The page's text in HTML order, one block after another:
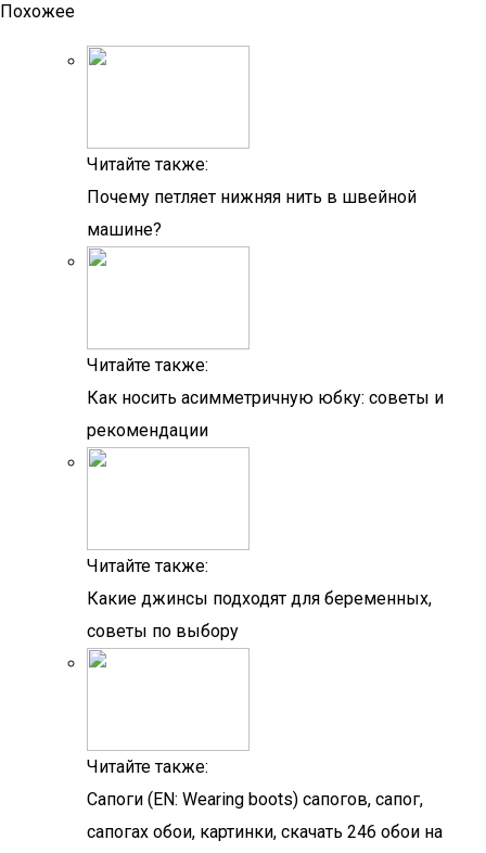
Похожее
Читайте также:
Почему петляет нижняя нить в швейной
машине?
Читайте также:
Как носить асимметричную юбку: советы и
рекомендации
Читайте также:
Какие джинсы подходят для беременных,
советы по выбору
Читайте также:
Сапоги (EN: Wearing boots) сапогов, сапог,
сапогах обои, картинки, скачать 246 обои на